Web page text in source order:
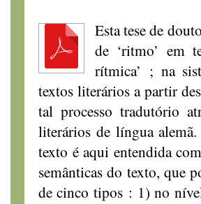
Esta tese de
de ‘ritmo’ em
rítmica’ ; na
textos literários a partir
tal processo tradutório
literários de língua
texto é aqui entendida
semânticas do texto, que
de cinco tipos : 1) no